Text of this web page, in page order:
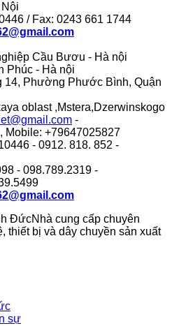
/ Fax: 0243 661 1744
Cầu Bươu - Hà nội
Phúc - Hà nội
14, Phường Phước Bình, Quận
oblast ,Mstera,Dzerwinskogo
-
Mobile: +79647025827
- 0912. 818. 852 -
- 098.789.2319 -
ĐứcNhà cung cấp chuyên
thiết bị và dây chuyền sản xuất
sự